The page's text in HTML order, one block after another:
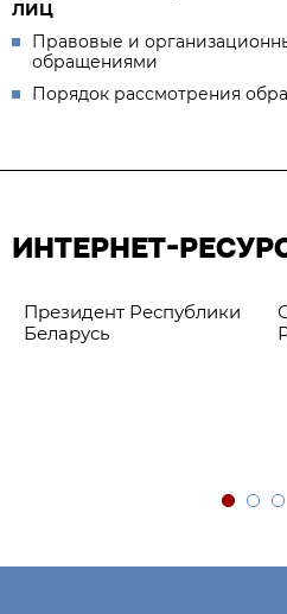
ЛИЦ
Правовые и
обращениями
Порядок рассмотрения
ИНТЕРНЕТ-
Президент Республики
Беларусь